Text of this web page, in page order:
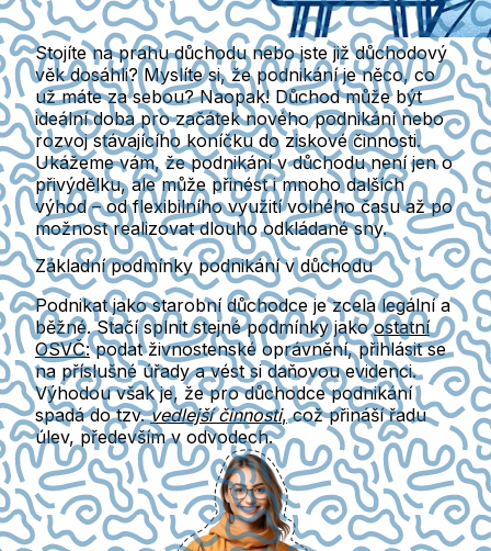
Stojíte na prahu důchodu nebo jste již důchodový
věk dosáhli? Myslíte si, že podnikání je něco, co
už máte za sebou? Naopak! Důchod může být
ideální doba pro začátek nového podnikání nebo
rozvoj stávajícího koníčku do ziskové činnosti.
Ukážeme vám, že podnikání v důchodu není jen o
přivýdělku, ale může přinést i mnoho dalších
výhod – od flexibilního využití volného času až po
možnost realizovat dlouho odkládané sny.
Základní podmínky podnikání v důchodu
Podnikat jako starobní důchodce jezcela legální a
běžné. Stačí splnit stejné podmínky jakoostatní
OSVČ:podat živnostenské oprávnění, přihlásit se
na příslušné úřady a vést si daňovou evidenci.
Výhodou však je, že pro důchodce podnikání
spadá do tzv.vedlejší činnosti, což přináší řadu
úlev, především v odvodech.